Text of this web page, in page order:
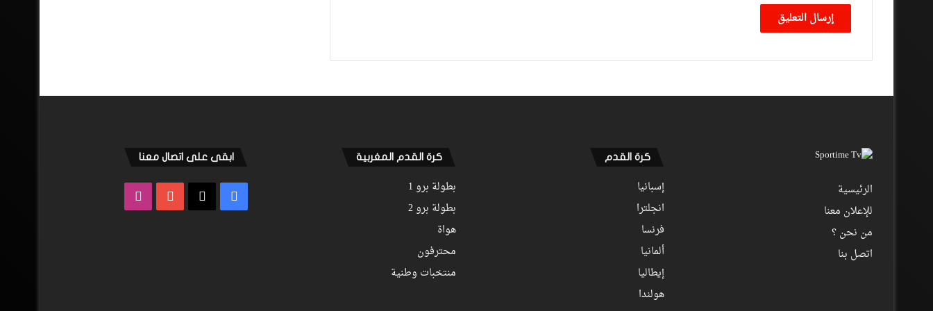
الرئيسية
للإعلان معنا
من نحن ؟
اتصل بنا
كرة القدم
إسبانيا
انجلترا
فرنسا
ألمانيا
إيطاليا
هولندا
كرة القدم المغربية
بطولة برو 1
بطولة برو 2
هواة
محترفون
منتخبات وطنية
ابقى على اتصال معنا
فيسبوك ‫YouTube